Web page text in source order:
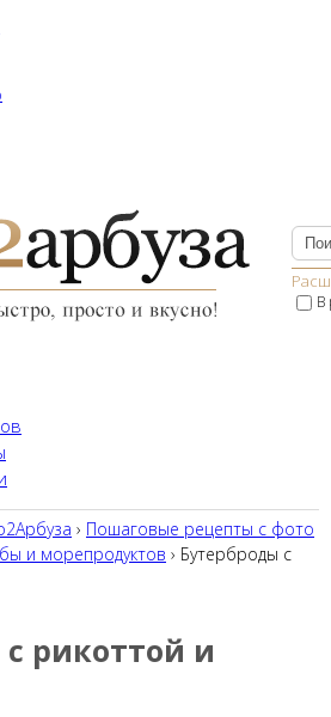
В
› Пошаговые рецепты с фото
и морепродуктов › Бутерброды с
рикоттой и